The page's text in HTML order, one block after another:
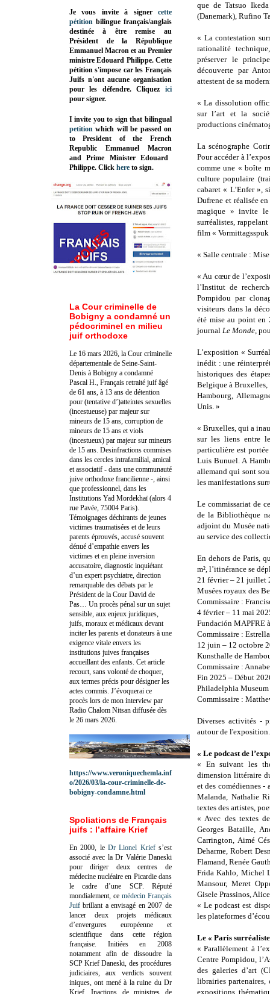
que de Tatsuo
(Danemark), Rufino
« La contestation
rationalité
préserver le
découverte par
attestent de sa
« La dissolution
sur l’art et la
productions
La scénographe
Pour accéder à
comme une « boîte
culture populaire
cabaret « L’Enfer »,
Dufrene et réalisée
magique » invite
surréalistes,
film «
« Salle centrale :
« Au cœur de
l’Institut de
Pompidou par
visiteurs dans la
été mise au point en
journal Le Monde,
L’exposition «
inédit : une
historiques des
Belgique à Bruxelles,
Hambourg,
Unis. »
« Bruxelles, qui a
sur les liens entre
particulière est
Luis Bunuel. A
allemand qui sont
les manifestations
Le commissariat de
de la Bibliothèque
adjoint du Musée
au service des
En dehors de Paris,
m², l’itinérance se
21 février – 21 juillet
Musées royaux des
Commissaire :
4 février – 11 mai
Fundación MAPFRE
Commissaire :
12 juin – 12 octobre
Kunsthalle de
Commissaire :
Fin 2025 – Début
Philadelphia
Commissaire :
Diverses activités -
autour de l'exposition.
« Le podcast de
« En suivant les
dimension littéraire
et des comédiennes -
Malanda, Nathalie
textes des artistes,
« Avec des textes
Georges Bataille,
Carrington, Aimé
Deharme, Robert
Flamand, Renée
Frida Kahlo, Michel
Mansour, Meret
Gisele Prassinos,
« Le podcast est
les plateformes
Le « Paris
« Parallèlement à
Centre Pompidou,
des galeries d’art
librairies partenaires,
expositions
Je vous invite à signer cette
pétition bilingue français/anglais
destinée à être remise au
Président de la République
Emmanuel Macron et au Premier
ministre Edouard Philippe. Cette
pétition s'impose car les Français
Juifs n'ont aucune organisation
pour les défendre. Cliquez
ici
pour signer.
I invite you to sign that bilingual
petition which will be passed on
to President of the French
Republic Emmanuel Macron
and Prime MinisterEdouard
Philippe. Click here to sign.
La Cour criminelle de
Bobigny a condamné un
pédocriminel en milieu
juif orthodoxe
Le 16 mars 2026, la Cour criminelle
départementale de Seine-Saint-
Denis à Bobigny a condamné
Pascal H., Français retraité juif âgé
de 61 ans, à 13 ans de détention
pour (tentative d’)atteintes sexuelles
(incestueuse) par majeur sur
mineurs de 15 ans, corruption de
mineurs de 15 ans et viols
(incestueux) par majeur sur mineurs
de 15 ans. Desinfractions commises
dans les cercles intrafamilial, amical
et associatif - dans une communauté
juive orthodoxe francilienne -, ainsi
que professionnel, dans les
Institutions Yad Mordekhaï (alors 4
rue Pavée, 75004 Paris).
Témoignages déchirants de jeunes
victimes traumatisées et de leurs
parents éprouvés, accusé souvent
dénué d’empathie envers les
victimes et en pleine inversion
accusatoire, diagnostic inquiétant
d’un expert psychiatre, direction
remarquable des débats par le
Président de la Cour David de
Pas… Un procès pénal sur un sujet
sensible, aux enjeux juridiques,
juifs, moraux et médicaux devant
inciter les parents et donateurs à une
exigence vitale envers les
institutions juives françaises
accueillant des enfants. Cet article
recourt, sans volonté de choquer,
aux termes précis pour désigner les
actes commis. J’évoquerai ce
procès lors de mon interview par
Radio Chalom Nitsan diffusée dès
le 26 mars 2026.
https://www.veroniquechemla.inf
o/2026/03/la-cour-criminelle-de-
bobigny-condamne.html
Spoliations de Français
juifs : l’affaire Krief
En 2000, le Dr Lionel Kriefs’est
associé avec la Dr Valérie Daneski
pour diriger deux centres de
médecine nucléaire en Picardie dans
le cadre d’une SCP. Réputé
mondialement, ce médecin Français
Juif brillant a envisagé en 2007 de
lancer deux projets médicaux
d’envergures européenne et
scientifique dans cette région
française. Initiées en 2008
notamment afin de dissoudre la
SCP Krief Daneski, des procédures
judiciaires, aux verdicts souvent
iniques, ont mené à la ruine du Dr
Krief.Inactions de ministres de